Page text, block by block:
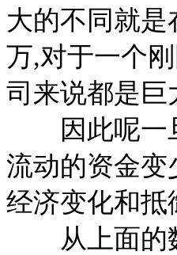
大的不同就
万,对于一个
司来说都是巨
因此呢一旦
流动的资金变
经济变化和抵
从上面的数